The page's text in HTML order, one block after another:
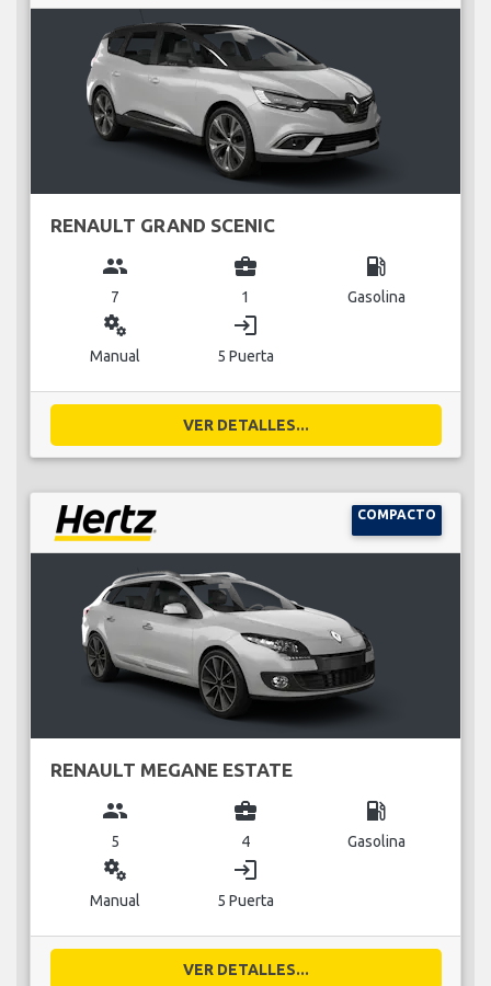
RENAULT GRAND SCENIC
group
7
business_center
1
local_gas_station
Gasolina
miscellaneous_services
Manual
login
5 Puerta
VER DETALLES...
COMPACTO
RENAULT MEGANE ESTATE
group
5
business_center
4
local_gas_station
Gasolina
miscellaneous_services
Manual
login
5 Puerta
VER DETALLES...